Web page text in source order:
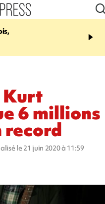
17:17
Angeles, un homme vit
Kurt
6 millions
record
le 21 juin 2020 à 11:59